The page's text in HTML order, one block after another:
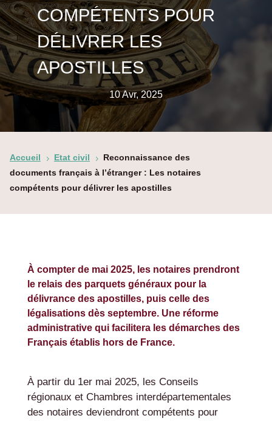
COMPÉTENTS POUR
DÉLIVRER LES
APOSTILLES
10 Avr, 2025
Accueil 5 Etat civil 5
Reconnaissance des
documents français à l’étranger : Les notaires
compétents pour délivrer les apostilles
À compter de mai 2025, les notaires prendront
le relais des parquets généraux pour la
délivrance des apostilles, puis celle des
légalisations dès septembre. Une réforme
administrative qui facilitera les démarches des
Français établis hors de France.
À partir du 1er mai 2025, les Conseils
régionaux et Chambres interdépartementales
des notaires deviendront compétents pour